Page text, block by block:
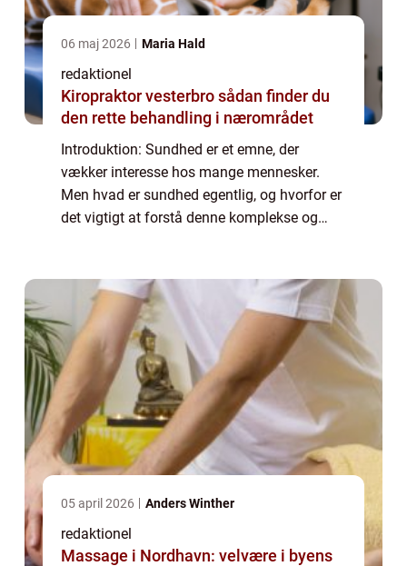
06 maj 2026 Maria Hald
redaktionel
Kiropraktor vesterbro sådan finder du
den rette behandling i nærområdet
Introduktion: Sundhed er et emne, der
vækker interesse hos mange mennesker.
Men hvad er sundhed egentlig, og hvorfor er
det vigtigt at forstå denne komplekse og
05 april 2026 Anders Winther
redaktionel
Massage i Nordhavn: velvære i byens